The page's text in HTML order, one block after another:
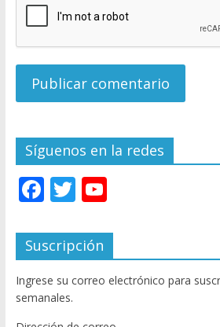
Síguenos en la redes
F
ac
e
b
o
o
T
w
itt
er
Y
u
T
u
Suscripción
Ingrese su correo electrónico para
semanales.